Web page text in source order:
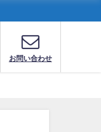
お問い合わせ